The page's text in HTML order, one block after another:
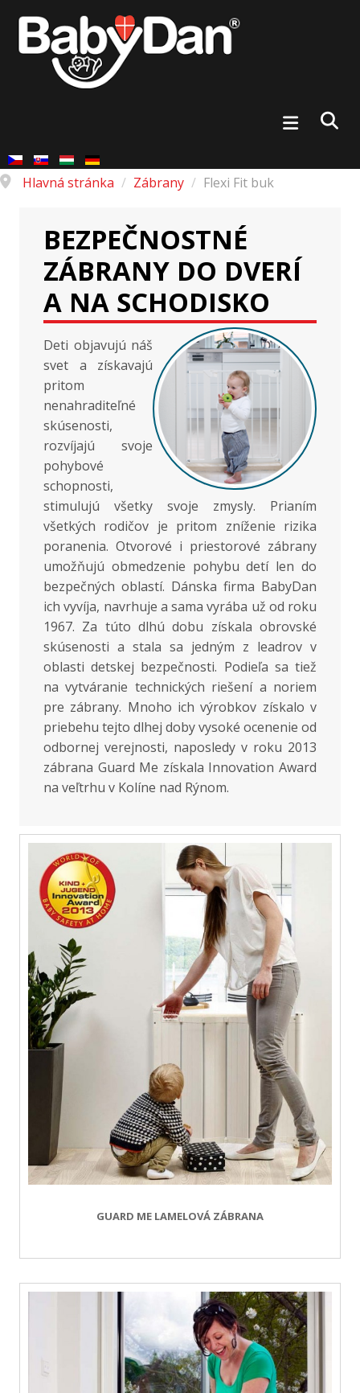
Hlavná stránka / Zábrany / Flexi Fit buk
BEZPEČNOSTNÉ
ZÁBRANY DO DVERÍ
A NA SCHODISKO
Deti objavujú náš
svet a získavajú
pritom
nenahraditeľné
skúsenosti,
rozvíjajú svoje
pohybové
schopnosti,
stimulujú všetky svoje zmysly. Prianím
všetkých rodičov je pritom zníženie rizika
poranenia. Otvorové i priestorové zábrany
umožňujú obmedzenie pohybu detí len do
bezpečných oblastí. Dánska firma BabyDan
ich vyvíja, navrhuje a sama vyrába už od roku
1967. Za túto dlhú dobu získala obrovské
skúsenosti a stala sa jedným z leadrov v
oblasti detskej bezpečnosti. Podieľa sa tiež
na vytváranie technických riešení a noriem
pre zábrany. Mnoho ich výrobkov získalo v
priebehu tejto dlhej doby vysoké ocenenie od
odbornej verejnosti, naposledy v roku 2013
zábrana Guard Me získala Innovation Award
na veľtrhu v Kolíne nad Rýnom.
GUARD ME LAMELOVÁ ZÁBRANA